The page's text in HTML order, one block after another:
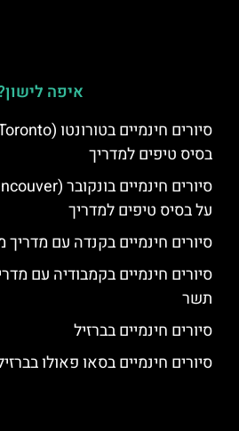
איפה
בסיס טיפים למדריך
על בסיס טיפים למדריך
סיורים חינמיים בקנדה עם
סיורים חינמיים בקמבודיה עם
תשר
סיורים חינמיים בברזיל
סיורים חינמיים בסאו פאולו